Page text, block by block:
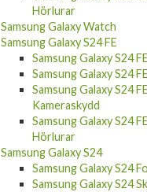
Samsung Galaxy Watch
Samsung Galaxy S24 FE
Samsung Galaxy S24
Samsung Galaxy S24
Samsung Galaxy S24
Kameraskydd
Samsung Galaxy S24
Hörlurar
Samsung Galaxy S24
Samsung Galaxy S24
Samsung Galaxy S24
Samsung Galaxy S24